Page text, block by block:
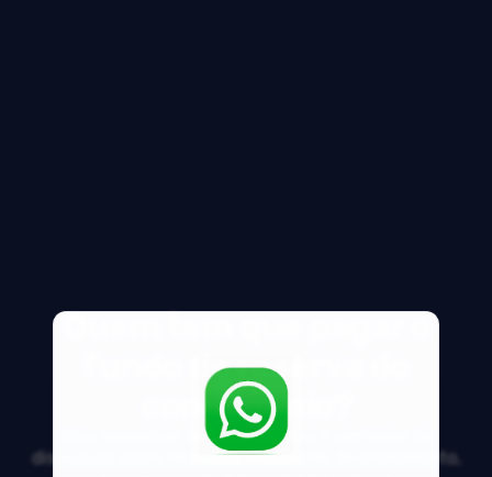
Quem tem que pagar o
fundo de reserva do
condomínio?
Veja respostas de especialistas e participe da
discussão sobre mercado imobiliário, financiamento,